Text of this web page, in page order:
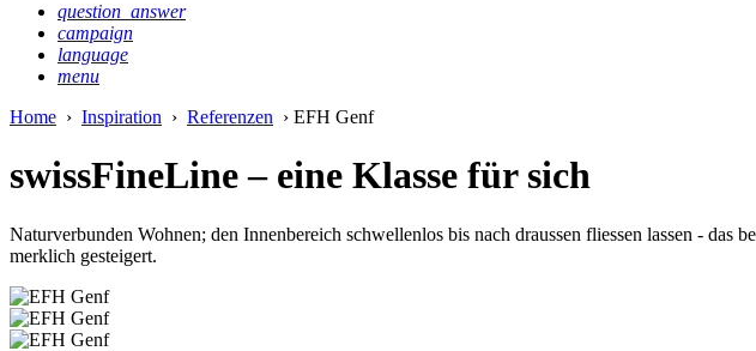
question_answer
campaign
language
menu
Home › Inspiration › Referenzen › EFH Genf
swissFineLine – eine Klasse für sich
Naturverbunden Wohnen; den Innenbereich schwellenlos bis nach draussen fliessen lassen -
merklich gesteigert.